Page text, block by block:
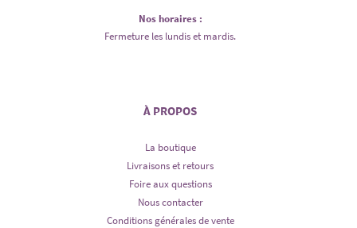
Nos horaires :
Fermeture les lundis et mardis.
À PROPOS
La boutique
Livraisons et retours
Foire aux questions
Nous contacter
Conditions générales de vente